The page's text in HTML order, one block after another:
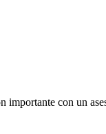
importante con un